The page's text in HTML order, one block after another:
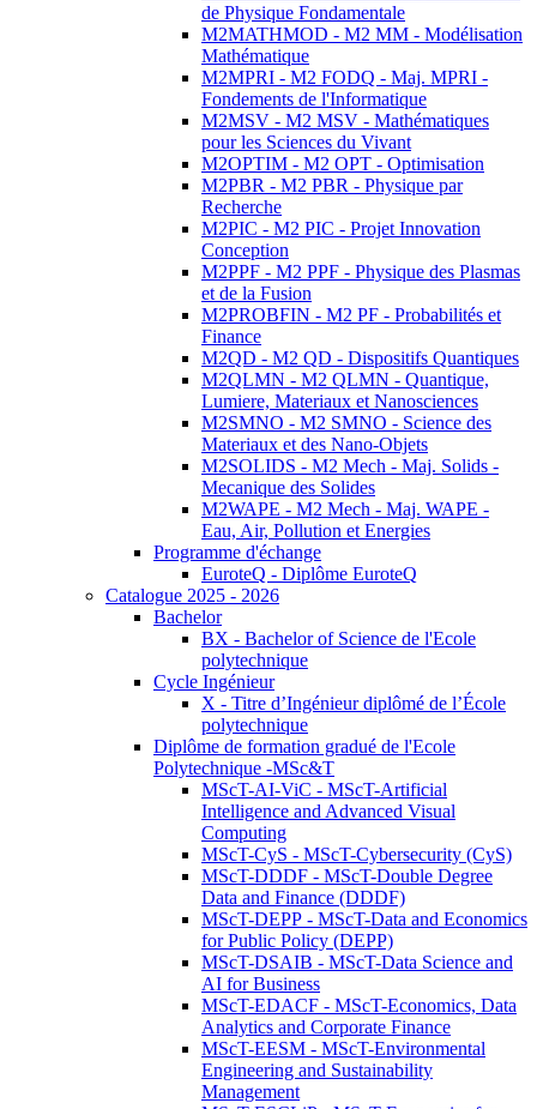
de Physique Fondamentale
M2MATHMOD - M2 MM - Modélisation
Mathématique
M2MPRI - M2 FODQ - Maj. MPRI -
Fondements de l'Informatique
M2MSV - M2 MSV - Mathématiques
pour les Sciences du Vivant
M2OPTIM - M2 OPT - Optimisation
M2PBR - M2 PBR - Physique par
Recherche
M2PIC - M2 PIC - Projet Innovation
Conception
M2PPF - M2 PPF - Physique des Plasmas
et de la Fusion
M2PROBFIN - M2 PF - Probabilités et
Finance
M2QD - M2 QD - Dispositifs Quantiques
M2QLMN - M2 QLMN - Quantique,
Lumiere, Materiaux et Nanosciences
M2SMNO - M2 SMNO - Science des
Materiaux et des Nano-Objets
M2SOLIDS - M2 Mech - Maj. Solids -
Mecanique des Solides
M2WAPE - M2 Mech - Maj. WAPE -
Eau, Air, Pollution et Energies
Programme d'échange
EuroteQ - Diplôme EuroteQ
Catalogue 2025 - 2026
Bachelor
BX - Bachelor of Science de l'Ecole
polytechnique
Cycle Ingénieur
X - Titre d’Ingénieur diplômé de l’École
polytechnique
Diplôme de formation gradué de l'Ecole
Polytechnique -MSc&T
MScT-AI-ViC - MScT-Artificial
Intelligence and Advanced Visual
Computing
MScT-CyS - MScT-Cybersecurity (CyS)
MScT-DDDF - MScT-Double Degree
Data and Finance (DDDF)
MScT-DEPP - MScT-Data and Economics
for Public Policy (DEPP)
MScT-DSAIB - MScT-Data Science and
AI for Business
MScT-EDACF - MScT-Economics, Data
Analytics and Corporate Finance
MScT-EESM - MScT-Environmental
Engineering and Sustainability
Management